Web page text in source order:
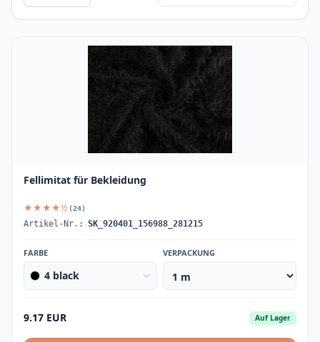
Fellimitat für Bekleidung
★★★★½ (24)
Artikel-Nr.: SK_920401_156988_281215
FARBE
4 black
VERPACKUNG
9.17 EUR Auf Lager